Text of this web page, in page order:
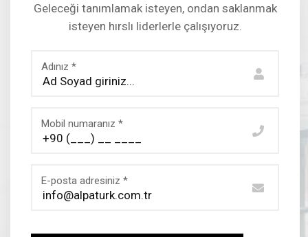
Geleceği tanımlamak isteyen, ondan saklanmak
isteyen hırslı liderlerle çalışıyoruz.
Adınız *
Mobil numaranız *
E-posta adresiniz *